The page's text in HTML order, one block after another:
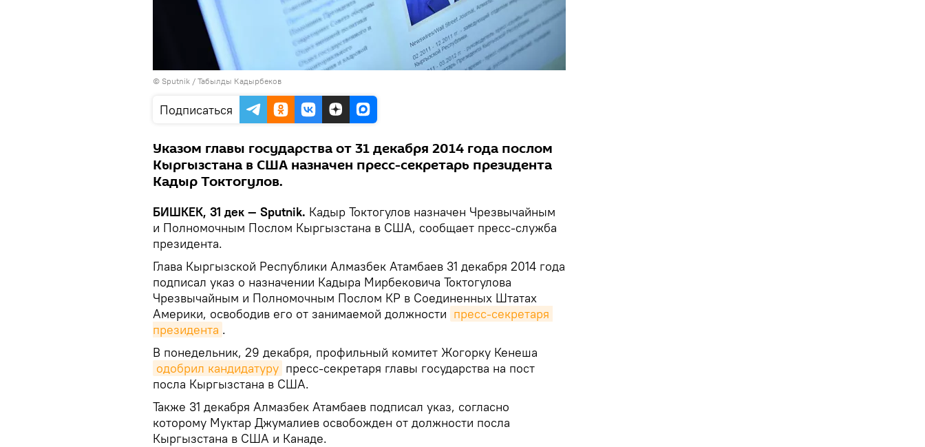
© Sputnik / Табылды Кадырбеков
Подписаться
Указом главы государства от 31 декабря 2014 года послом
Кыргызстана в США назначен пресс-секретарь президента
Кадыр Токтогулов.
БИШКЕК, 31 дек — Sputnik. Кадыр Токтогулов назначен Чрезвычайным
и Полномочным Послом Кыргызстана в США, сообщает пресс-служба
президента.
Глава Кыргызской Республики Алмазбек Атамбаев 31 декабря 2014 года
подписал указ о назначении Кадыра Мирбековича Токтогулова
Чрезвычайным и Полномочным Послом КР в Соединенных Штатах
Америки, освободив его от занимаемой должности пресс-секретаря
президента .
В понедельник, 29 декабря, профильный комитет Жогорку Кенеша
одобрил кандидатуру пресс-секретаря главы государства на пост
посла Кыргызстана в США.
Также 31 декабря Алмазбек Атамбаев подписал указ, согласно
которому Муктар Джумалиев освобожден от должности посла
Кыргызстана в США и Канаде.